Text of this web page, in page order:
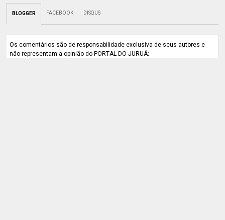
BLOGGER FACEBOOK DISQUS
Os comentários são de responsabilidade exclusiva de seus autores e
não representam a opinião do PORTAL DO JURUÁ;